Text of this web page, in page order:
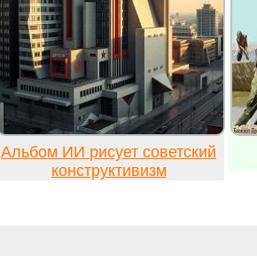
Альбом ИИ рисует советский
конструктивизм